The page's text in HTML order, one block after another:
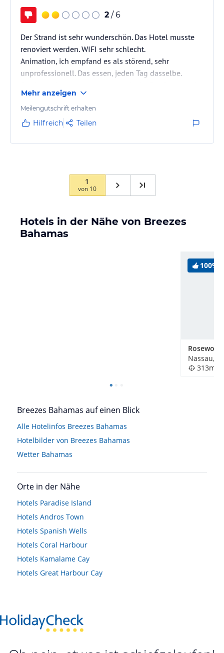
2 / 6
Der Strand ist sehr wunderschön. Das Hotel musste
renoviert werden. WIFI sehr schlecht.
Animation, ich empfand es als störend, sehr
unprofessionell. Das essen, jeden Tag dasselbe.
nicht hilfreich und hat keine Lust die Kunden zu
bedienen.
etwas muffig, auch in der Dusche, zudem waren
Strand Grill war lecker,…
Mehr anzeigen
Meilengutschrift erhalten
Hilfreich Teilen
1
von 10
Hotels in der Nähe von Breezes
Bahamas
100%
Nassau,
313m
Breezes Bahamas auf einen Blick
Alle Hotelinfos Breezes Bahamas
Hotelbilder von Breezes Bahamas
Wetter Bahamas
Orte in der Nähe
Hotels Paradise Island
Hotels Andros Town
Hotels Spanish Wells
Hotels Coral Harbour
Hotels Kamalame Cay
Hotels Great Harbour Cay